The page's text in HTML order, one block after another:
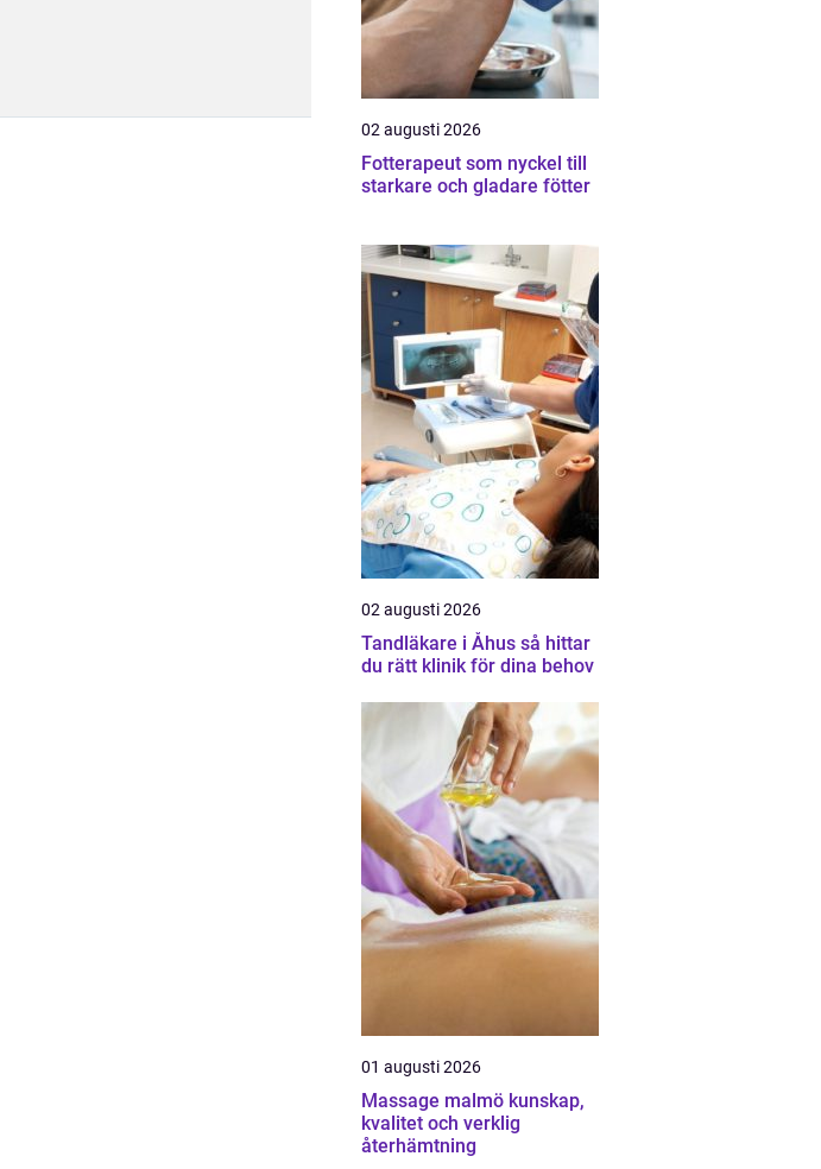
02 augusti 2026
Fotterapeut som nyckel till
starkare och gladare fötter
02 augusti 2026
Tandläkare i Åhus så hittar
du rätt klinik för dina behov
01 augusti 2026
Massage malmö kunskap,
kvalitet och verklig
återhämtning